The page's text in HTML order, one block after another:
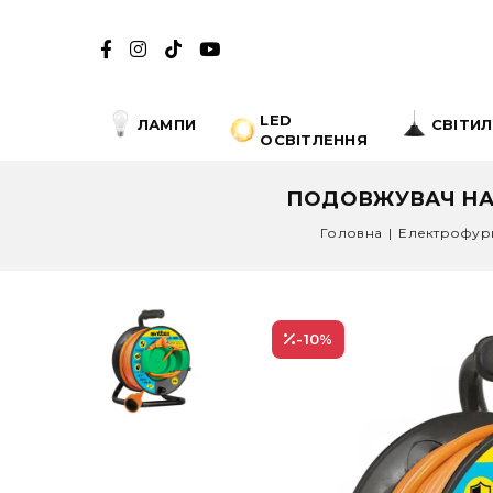
ЛАМПИ
LED
ОСВІТЛЕННЯ
ПОДОВЖУВАЧ НА
Головна |
-10%